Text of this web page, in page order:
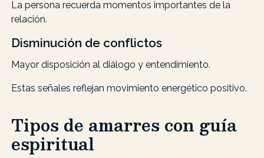
La persona recuerda momentos importantes de la
relación.
Disminución de conflictos
Mayor disposición al diálogo y entendimiento.
Estas señales reflejan movimiento energético positivo.
Tipos de amarres con guía
espiritual